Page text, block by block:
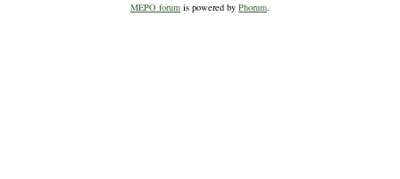
MEPO forum is powered by Phorum.